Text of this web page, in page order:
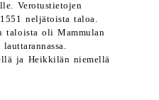
Verotustietojen
neljätoista taloa.
taloista oli Mammulan
ja Heikkilän niemellä